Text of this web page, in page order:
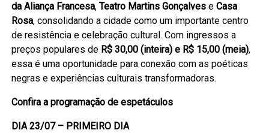
da Aliança Francesa,Teatro Martins Gonçalves eCasa
Rosa, consolidando a cidade como um importante centro
de resistência e celebração cultural. Com ingressos a
preços populares de R$ 30,00 (inteira) e R$ 15,00 (meia),
essa é uma oportunidade para conexão com as poéticas
negras e experiências culturais transformadoras.
Confira a programação de espetáculos
DIA 23/07 – PRIMEIRO DIA